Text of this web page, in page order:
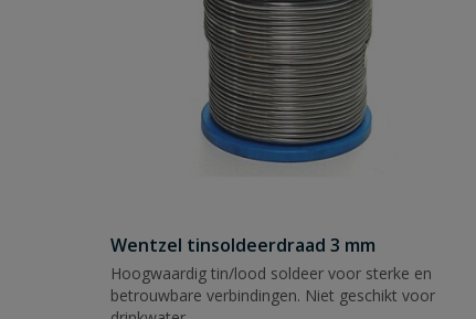
Wentzel tinsoldeerdraad 3 mm
Hoogwaardig tin/lood soldeer voor sterke en
betrouwbare verbindingen. Niet geschikt voor